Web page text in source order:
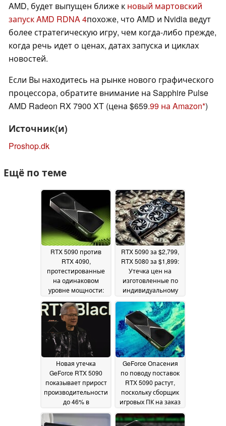
AMD, будет выпущен ближе к новый мартовский
запуск AMD RDNA 4похоже, что AMD и Nvidia ведут
более стратегическую игру, чем когда-либо прежде,
когда речь идет о ценах, датах запуска и циклах
новостей.
Если Вы находитесь на рынке нового графического
процессора, обратите внимание на Sapphire Pulse
AMD Radeon RX 7900 XT (цена $659.99 на Amazon )
Источник(и)
Proshop.dk
Ещё по теме
RTX 5090 против
RTX 4090,
протестированные
на одинаковом
уровне мощности:
Флагман RTX 50
демонстрирует
падение
эффективности по
сравнению с
предыдущим
поколением25 January
2025
RTX 5090 за $2,799,
RTX 5080 за $1,899:
Утечка цен на
изготовленные по
индивидуальному
заказу видеокарты
Blackwell24 January 2025
Новая утечка
GeForce RTX 5090
показывает прирост
производительности
до 46% в
синтетических
бенчмарках
GeForce Опасения
по поводу поставок
RTX 5090 растут,
поскольку сборщик
игровых ПК на заказ
называет его
"худшим"22 January 2025